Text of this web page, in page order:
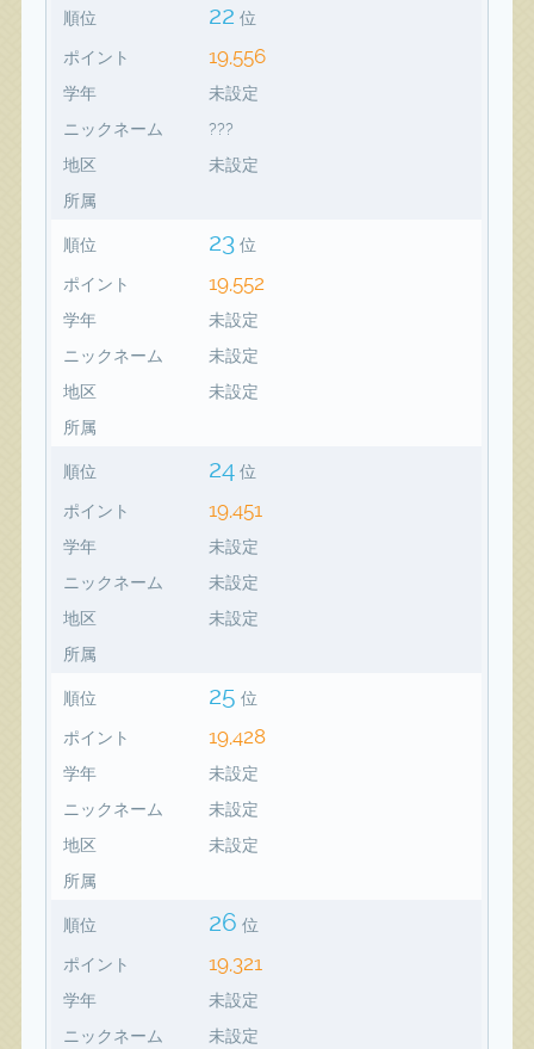
順位 22 位
ポイント 19,556
学年
未設定
ニックネーム
???
地区
未設定
所属
順位 23 位
ポイント 19,552
学年
未設定
ニックネーム
未設定
地区
未設定
所属
順位 24 位
ポイント 19,451
学年
未設定
ニックネーム
未設定
地区
未設定
所属
順位 25 位
ポイント 19,428
学年
未設定
ニックネーム
未設定
地区
未設定
所属
順位 26 位
ポイント 19,321
学年
未設定
ニックネーム
未設定